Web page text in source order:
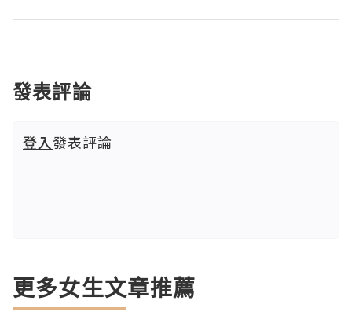
發表評論
登入發表評論
更多女生文章推薦